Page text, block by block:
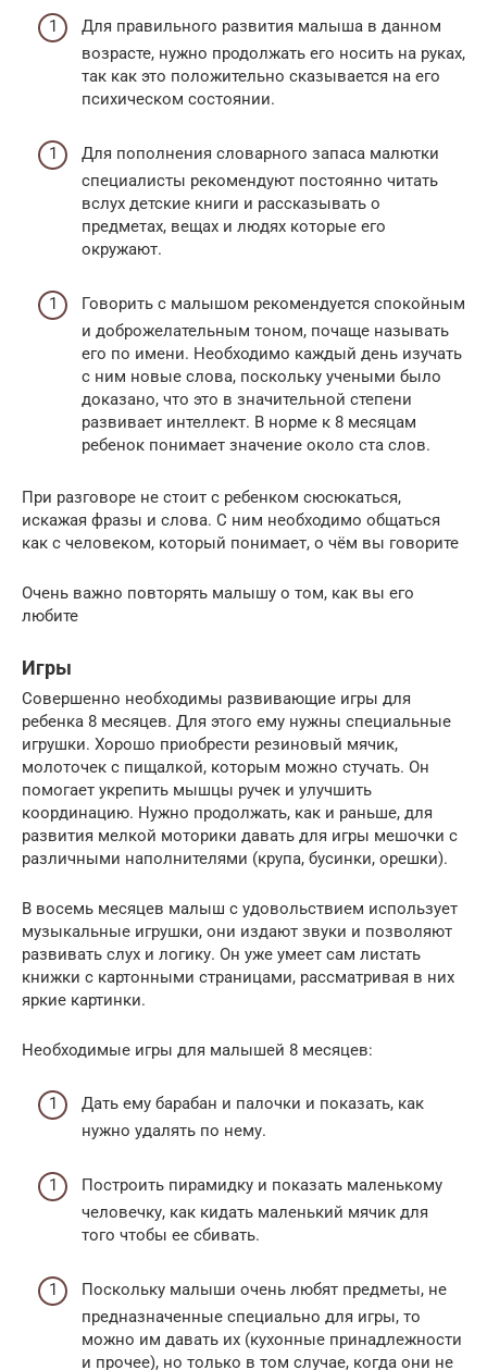
Для правильного развития малыша в данном
возрасте, нужно продолжать его носить на руках,
так как это положительно сказывается на его
психическом состоянии.
Для пополнения словарного запаса малютки
специалисты рекомендуют постоянно читать
вслух детские книги и рассказывать о
предметах, вещах и людях которые его
окружают.
Говорить с малышом рекомендуется спокойным
и доброжелательным тоном, почаще называть
его по имени. Необходимо каждый день изучать
с ним новые слова, поскольку учеными было
доказано, что это в значительной степени
развивает интеллект. В норме к 8 месяцам
ребенок понимает значение около ста слов.
При разговоре не стоит с ребенком сюсюкаться,
искажая фразы и слова. С ним необходимо общаться
как с человеком, который понимает, о чём вы говорите
Очень важно повторять малышу о том, как вы его
любите
Игры
Совершенно необходимы развивающие игры для
ребенка 8 месяцев. Для этого ему нужны специальные
игрушки. Хорошо приобрести резиновый мячик,
молоточек с пищалкой, которым можно стучать. Он
помогает укрепить мышцы ручек и улучшить
координацию. Нужно продолжать, как и раньше, для
развития мелкой моторики давать для игры мешочки с
различными наполнителями (крупа, бусинки, орешки).
В восемь месяцев малыш с удовольствием использует
музыкальные игрушки, они издают звуки и позволяют
развивать слух и логику. Он уже умеет сам листать
книжки с картонными страницами, рассматривая в них
яркие картинки.
Необходимые игры для малышей 8 месяцев:
Дать ему барабан и палочки и показать, как
нужно удалять по нему.
Построить пирамидку и показать маленькому
человечку, как кидать маленький мячик для
того чтобы ее сбивать.
Поскольку малыши очень любят предметы, не
предназначенные специально для игры, то
можно им давать их (кухонные принадлежности
и прочее), но только в том случае, когда они не